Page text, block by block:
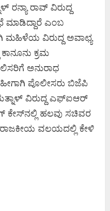
ರಾವ್‌ ವಿರುದ್ದ
ಎಂಬ
ಮಹಿಳೆಯ ವಿರುದ್ದ ಅವಾಛ್ಯ
ಕ್ರಮ
ಅನುರಾಧ
ಹೀಗಾಗಿ ಪೊಲೀಸರು ಬಿಜೆಪಿ
ವಿರುದ್ದ ಎಫ್‌ಐಆರ್‌
ಕೇಸ್‌ನಲ್ಲಿ ಹಲವು ಸಚಿವರ
ವಲಯದಲ್ಲಿ ಕೇಳಿ